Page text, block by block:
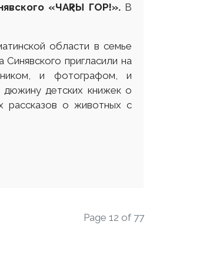
«ЧАқРЫ ГОР!». В
области в семье
пригласили на
и фотографом, и
дюжину детских книжек о
рассказов о животных с
Page 12 of 77